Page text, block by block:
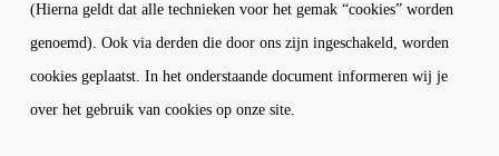
(Hierna geldt dat alle technieken voor het gemak “cookies” worden
genoemd). Ook via derden die door ons zijn ingeschakeld, worden
cookies geplaatst. In het onderstaande document informeren wij je
over het gebruik van cookies op onze site.